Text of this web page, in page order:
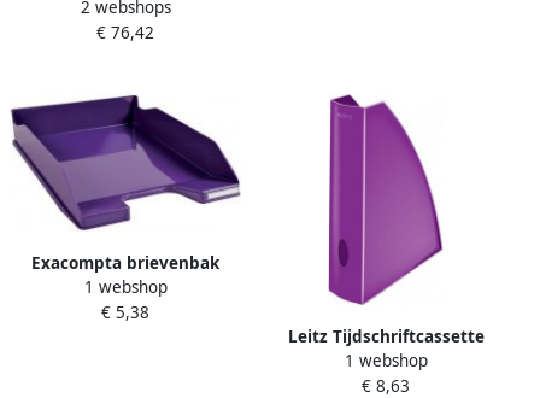
laden wit paars
2 webshops
€ 76,42
Exacompta brievenbak
Iderama Midi Combo paars
1 webshop
€ 5,38
Leitz Tijdschriftcassette
5277 WOW paars
1 webshop
€ 8,63